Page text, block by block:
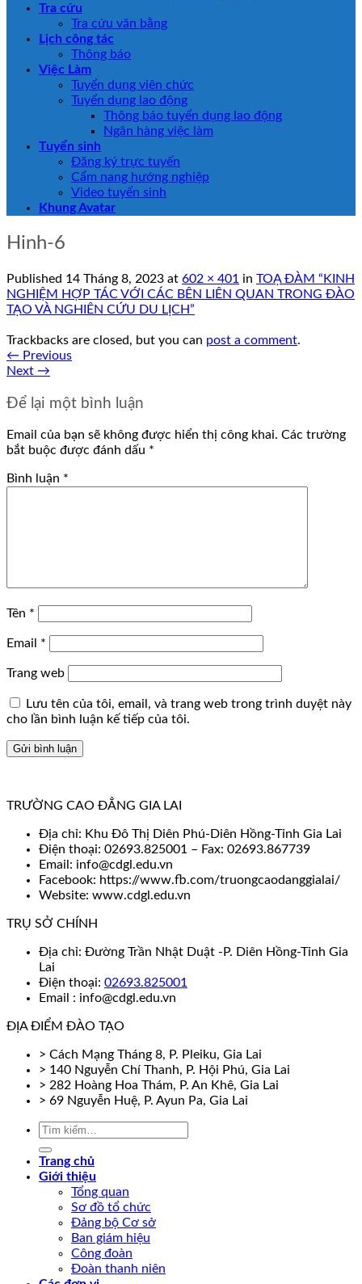
Tra cứu
Tra cứu văn bằng
Lịch công tác
Thông báo
Việc Làm
Tuyển dụng viên chức
Tuyển dụng lao động
Thông báo tuyển dụng lao động
Ngân hàng việc làm
Tuyển sinh
Đăng ký trực tuyến
Cẩm nang hướng nghiệp
Video tuyển sinh
Khung Avatar
Hinh-6
Published 14 Tháng 8, 2023 at 602 × 401 in TOẠ ĐÀM “KINH
NGHIỆM HỢP TÁC VỚI CÁC BÊN LIÊN QUAN TRONG ĐÀO
TẠO VÀ NGHIÊN CỨU DU LỊCH”
Trackbacks are closed, but you can post a comment.
← Previous
Next →
Để lại một bình luận
Email của bạn sẽ không được hiển thị công khai. Các trường
bắt buộc được đánh dấu *
Bình luận *
Tên *
Email *
Trang web
Lưu tên của tôi, email, và trang web trong trình duyệt này
cho lần bình luận kế tiếp của tôi.
TRƯỜNG CAO ĐẲNG GIA LAI
Địa chỉ: Khu Đô Thị Diên Phú-Diên Hồng-Tỉnh Gia Lai
Điện thoại: 02693.825001 – Fax: 02693.867739
Email: info@cdgl.edu.vn
Facebook: https://www.fb.com/truongcaodanggialai/
Website: www.cdgl.edu.vn
TRỤ SỞ CHÍNH
Địa chỉ: Đường Trần Nhật Duật -P. Diên Hồng-Tỉnh Gia
Lai
Điện thoại: 02693.825001
Email : info@cdgl.edu.vn
ĐỊA ĐIỂM ĐÀO TẠO
> Cách Mạng Tháng 8, P. Pleiku, Gia Lai
> 140 Nguyễn Chí Thanh, P. Hội Phú, Gia Lai
> 282 Hoàng Hoa Thám, P. An Khê, Gia Lai
> 69 Nguyễn Huệ, P. Ayun Pa, Gia Lai
Trang chủ
Giới thiệu
Tổng quan
Sơ đồ tổ chức
Đảng bộ Cơ sở
Ban giám hiệu
Công đoàn
Đoàn thanh niên